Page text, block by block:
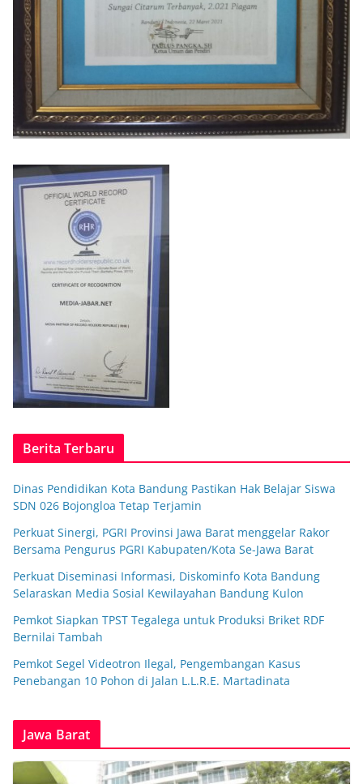
Berita Terbaru
Dinas Pendidikan Kota Bandung Pastikan Hak Belajar Siswa
SDN 026 Bojongloa Tetap Terjamin
Perkuat Sinergi, PGRI Provinsi Jawa Barat menggelar Rakor
Bersama Pengurus PGRI Kabupaten/Kota Se-Jawa Barat
Perkuat Diseminasi Informasi, Diskominfo Kota Bandung
Selaraskan Media Sosial Kewilayahan Bandung Kulon
Pemkot Siapkan TPST Tegalega untuk Produksi Briket RDF
Bernilai Tambah
Pemkot Segel Videotron Ilegal, Pengembangan Kasus
Penebangan 10 Pohon di Jalan L.L.R.E. Martadinata
Jawa Barat